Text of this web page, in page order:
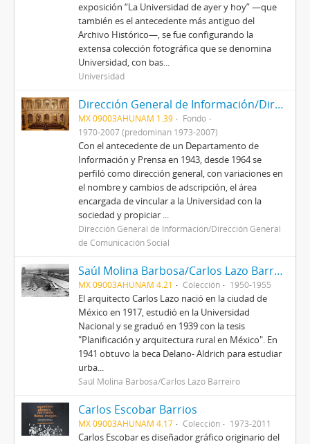
exposición “La Universidad de ayer y hoy” —que
también es el antecedente más antiguo del
Archivo Histórico—, se fue configurando la
extensa colección fotográfica que se denomina
Universidad, con bas...
Universidad
Dirección General de Información/Dirección General de Comunicación Social
MX 09003AHUNAM 1.39
Fondo
1970-2007 (predominan 1973-2007)
Con el antecedente de un Departamento de
Información y Prensa en 1943, desde 1964 se
perfiló como dirección general, con variaciones en
el nombre y cambios de adscripción, el área
encargada de vincular a la Universidad con la
sociedad y propiciar ...
Dirección General de Información/Dirección General
de Comunicación Social
Saúl Molina Barbosa/Carlos Lazo Barreiro
MX 09003AHUNAM 4.21 Colección 1950-1955
El arquitecto Carlos Lazo nació en la ciudad de
México en 1917, estudió en la Universidad
Nacional y se graduó en 1939 con la tesis
"Planificación y arquitectura rural en México". En
1941 obtuvo la beca Delano- Aldrich para estudiar
urba...
Saúl Molina Barbosa/Carlos Lazo Barreiro
Carlos Escobar Barrios
MX 09003AHUNAM 4.17 Colección 1973-2011
Carlos Escobar es diseñador gráfico originario del